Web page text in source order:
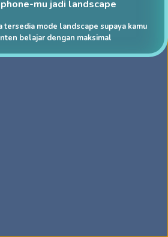
mu jadi landscape
tersedia mode landscape supaya kamu
belajar dengan maksimal